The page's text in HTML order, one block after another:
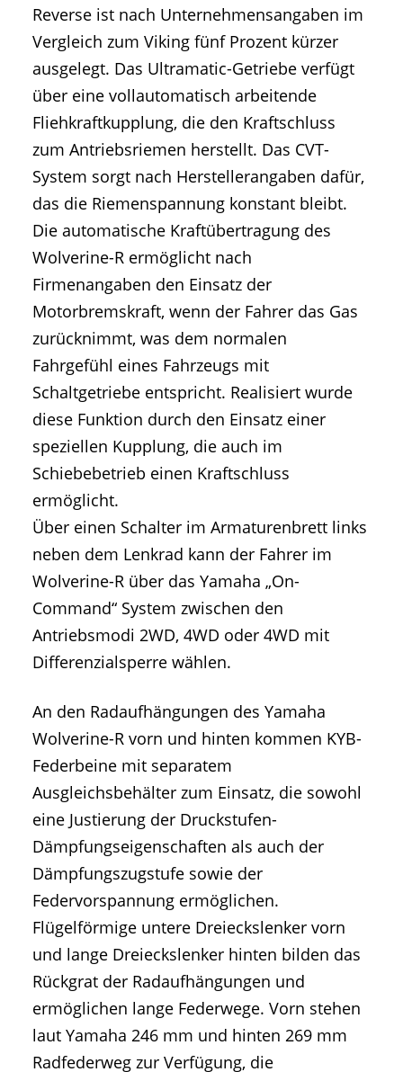
Reverse ist nach Unternehmensangaben im
Vergleich zum Viking fünf Prozent kürzer
ausgelegt. Das Ultramatic-Getriebe verfügt
über eine vollautomatisch arbeitende
Fliehkraftkupplung, die den Kraftschluss
zum Antriebsriemen herstellt. Das CVT-
System sorgt nach Herstellerangaben dafür,
das die Riemenspannung konstant bleibt.
Die automatische Kraftübertragung des
Wolverine-R ermöglicht nach
Firmenangaben den Einsatz der
Motorbremskraft, wenn der Fahrer das Gas
zurücknimmt, was dem normalen
Fahrgefühl eines Fahrzeugs mit
Schaltgetriebe entspricht. Realisiert wurde
diese Funktion durch den Einsatz einer
speziellen Kupplung, die auch im
Schiebebetrieb einen Kraftschluss
ermöglicht.
Über einen Schalter im Armaturenbrett links
neben dem Lenkrad kann der Fahrer im
Wolverine-R über das Yamaha „On-
Command“ System zwischen den
Antriebsmodi 2WD, 4WD oder 4WD mit
Differenzialsperre wählen.
An den Radaufhängungen des Yamaha
Wolverine-R vorn und hinten kommen KYB-
Federbeine mit separatem
Ausgleichsbehälter zum Einsatz, die sowohl
eine Justierung der Druckstufen-
Dämpfungseigenschaften als auch der
Dämpfungszugstufe sowie der
Federvorspannung ermöglichen.
Flügelförmige untere Dreieckslenker vorn
und lange Dreieckslenker hinten bilden das
Rückgrat der Radaufhängungen und
ermöglichen lange Federwege. Vorn stehen
laut Yamaha 246 mm und hinten 269 mm
Radfederweg zur Verfügung, die